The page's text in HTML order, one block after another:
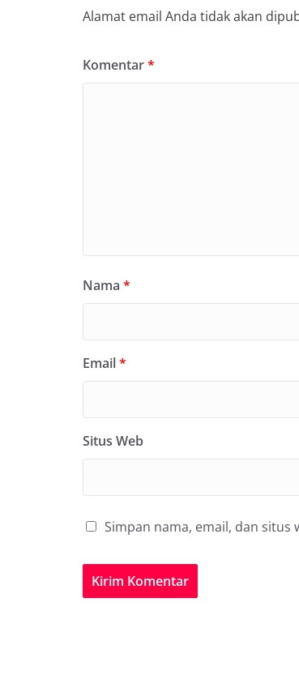
Alamat email Anda tidak akan
Komentar*
Nama *
Email*
Situs Web
Simpan nama, email, dan